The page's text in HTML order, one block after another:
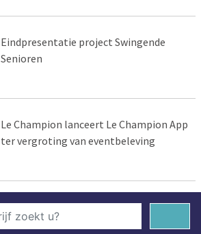
Eindpresentatie project Swingende
Senioren
Le Champion lanceert Le Champion App
ter vergroting van eventbeleving